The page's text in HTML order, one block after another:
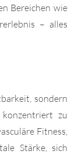
Bereichen wie
– alles
sondern
zu
Fitness,
Stärke, sich